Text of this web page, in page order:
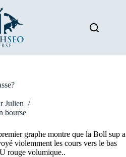
Julien
bourse
graphe montre que la Boll sup a
violemment les cours vers le bas
rouge volumique..